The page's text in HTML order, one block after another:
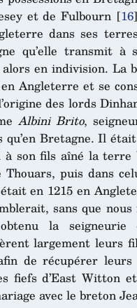
et de Fulbourn [16]
dans ses
qu’elle transmit à
en indivision. La
Angleterre et se
des lords
Albini Brito,
Bretagne. Il
son fils aîné la terre
puis dans
en 1215 en
sans que
la seigneurie
largement leurs
de récupérer
fiefs d’East Witton
avec le breton